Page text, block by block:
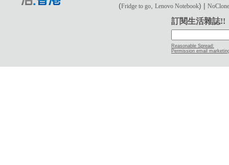
(Fridge to go ,Lenovo Notebook) |